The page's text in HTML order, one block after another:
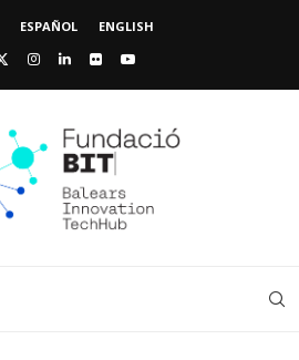
ESPAÑOL ENGLISH